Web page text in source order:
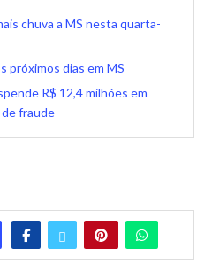
chuva a MS nesta quarta-
próximos dias em MS
R$ 12,4 milhões em
fraude